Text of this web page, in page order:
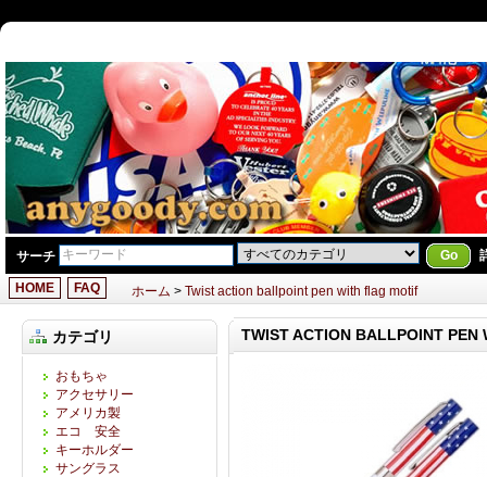
サーチ Go
FAQ
HOME ホーム > Twist action ballpoint pen with flag motif
カテゴリ
おもちゃ
アクセサリー
アメリカ製
エコ 安全
キーホルダー
サングラス
TWIST ACTION BALLPOINT PEN